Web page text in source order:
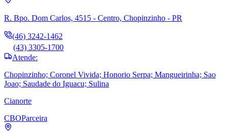
R. Bpo. Dom Carlos, 4515 - Centro, Chopinzinho - PR
(46) 3242-1462
(43) 3305-1700
Atende:
Chopinzinho; Coronel Vivida; Honorio Serpa; Mangueirinha; Sao
Joao; Saudade do Iguacu; Sulina
Cianorte
CBOParceira